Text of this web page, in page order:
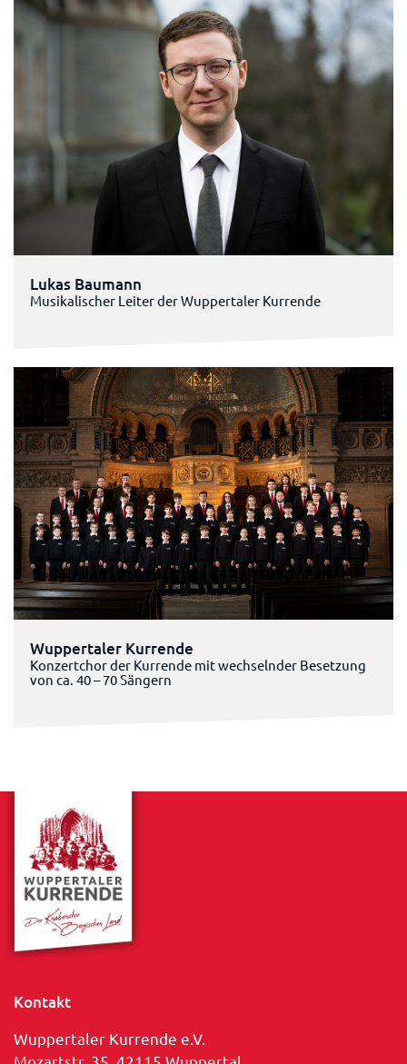
Lukas Baumann
Musikalischer Leiter der Wuppertaler Kurrende
Wuppertaler Kurrende
Konzertchor der Kurrende mit wechselnder Besetzung
von ca. 40 – 70 Sängern
Kontakt
Wuppertaler Kurrende e.V.